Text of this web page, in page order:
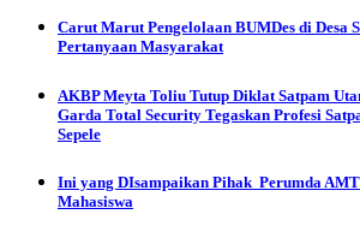
Carut Marut Pengelolaan BUMDes di Desa
Pertanyaan Masyarakat
AKBP Meyta Toliu Tutup Diklat Satpam
Garda Total Security Tegaskan Profesi
Sepele
Ini yang DIsampaikan Pihak Perumda
Mahasiswa